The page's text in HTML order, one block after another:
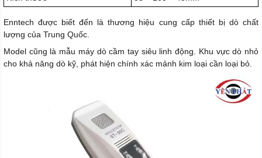
Enntech được biết đến là thương hiệu cung cấp thiết bị dò chất
lượng của Trung Quốc.
Model cũng là mẫu máy dò cầm tay siêu linh động. Khu vực dò nhỏ
cho khả năng dò kỹ, phát hiện chính xác mảnh kim loại cần loại bỏ.